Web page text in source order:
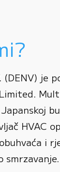
(DENV) je
HVAC
i
smrzavanje.